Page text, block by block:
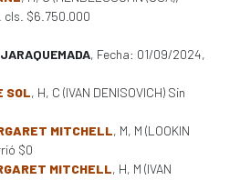
cls. $6.750.000
, Fecha: 01/09/2024,
SOL, H, C (IVAN DENISOVICH) Sin
MITCHELL, M, M (LOOKIN
$0
MITCHELL, H, M (IVAN